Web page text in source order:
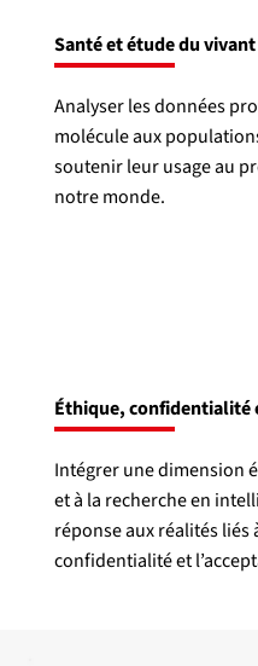
Santé et étude du vivant
Analyser les données
molécule aux
soutenir leur usage au
notre monde.
Éthique, confidentialité
Intégrer une dimension
et à la recherche en
réponse aux réalités liés
confidentialité et